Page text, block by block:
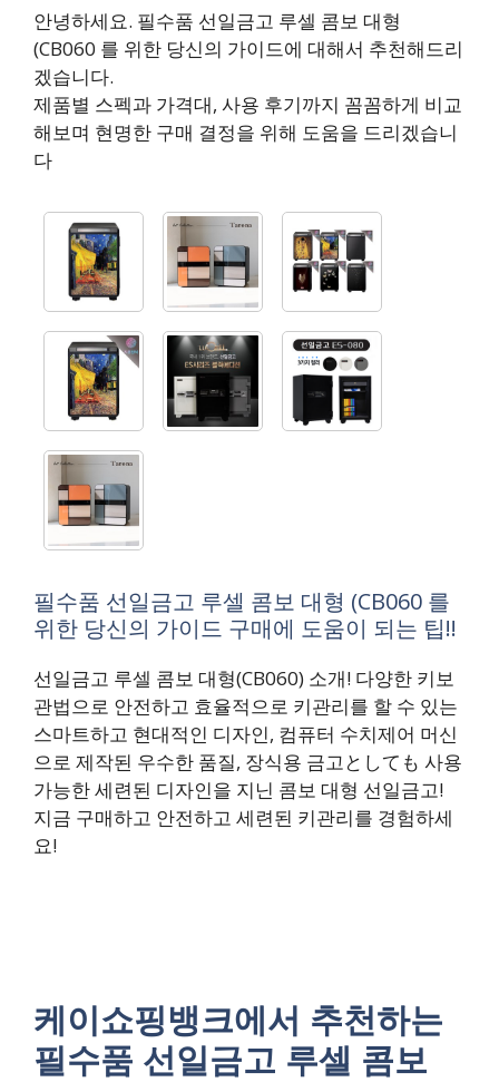
안녕하세요. 필수품 선일금고 루셀 콤보 대형
(CB060 를 위한 당신의 가이드에 대해서 추천해드리
겠습니다.
제품별 스펙과 가격대, 사용 후기까지 꼼꼼하게 비교
해보며 현명한 구매 결정을 위해 도움을 드리겠습니
다
필수품 선일금고 루셀 콤보 대형 (CB060 를
위한 당신의 가이드 구매에 도움이 되는 팁!!
선일금고 루셀 콤보 대형(CB060) 소개! 다양한 키보
관법으로 안전하고 효율적으로 키관리를 할 수 있는
스마트하고 현대적인 디자인, 컴퓨터 수치제어 머신
으로 제작된 우수한 품질, 장식용 금고としても 사용
가능한 세련된 디자인을 지닌 콤보 대형 선일금고!
지금 구매하고 안전하고 세련된 키관리를 경험하세
요!
케이쇼핑뱅크에서 추천하는
필수품 선일금고 루셀 콤보